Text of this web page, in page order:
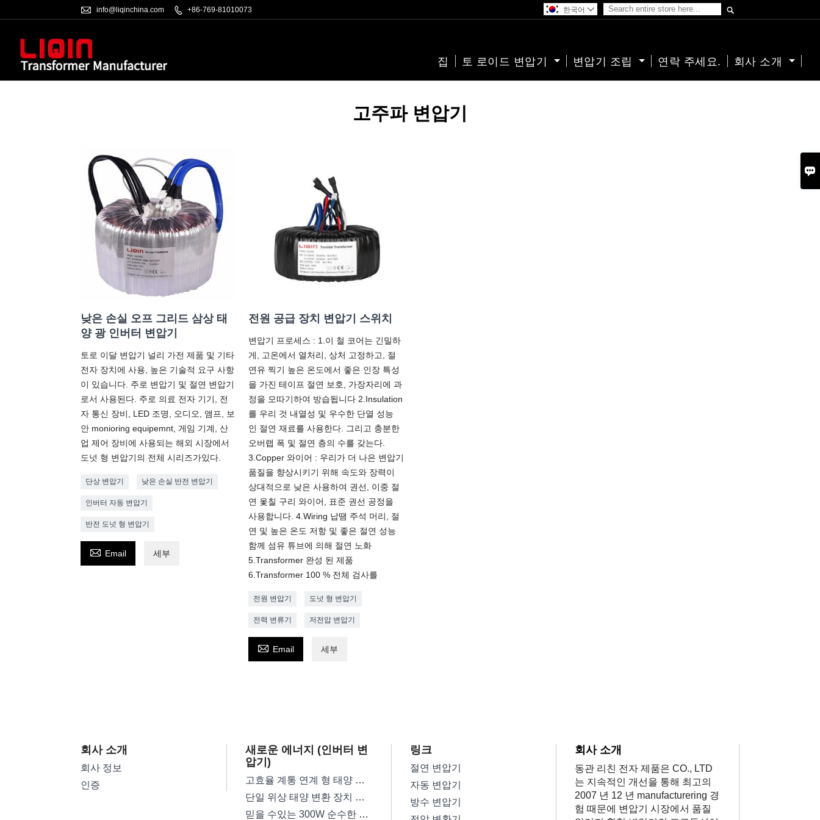

 info@liqinchina.com  +86-769-81010073 
한국어 
집 토 로이드 변압기 변압기 조립 연락 주세요. 회사 소개
고주파 변압기
낮은 손실 오프 그리드 삼상 태
양 광 인버터 변압기
토로 이달 변압기 널리 가전 제품 및 기타
전자 장치에 사용, 높은 기술적 요구 사항
이 있습니다. 주로 변압기 및 절연 변압기
로서 사용된다. 주로 의료 전자 기기, 전
자 통신 장비, LED 조명, 오디오, 앰프, 보
안 monioring equipemnt, 게임 기계, 산
업 제어 장비에 사용되는 해외 시장에서
도넛 형 변압기의 전체 시리즈가있다.
단상 변압기 낮은 손실 반전 변압기
인버터 자동 변압기
반전 도넛 형 변압기
 Email 세부
전원 공급 장치 변압기 스위치
변압기 프로세스 : 1.이 철 코어는 긴밀하
게, 고온에서 열처리, 상처 고정하고, 절
연유 찍기 높은 온도에서 좋은 인장 특성
을 가진 테이프 절연 보호, 가장자리에 과
정을 모따기하여 방습됩니다 2.Insulation
를 우리 것 내열성 및 우수한 단열 성능
인 절연 재료를 사용한다. 그리고 충분한
오버랩 폭 및 절연 층의 수를 갖는다.
3.Copper 와이어 : 우리가 더 나은 변압기
품질을 향상시키기 위해 속도와 장력이
상대적으로 낮은 사용하여 권선, 이중 절
연 옻칠 구리 와이어, 표준 권선 공정을
사용합니다. 4.Wiring 납땜 주석 머리, 절
연 및 높은 온도 저항 및 좋은 절연 성능
함께 섬유 튜브에 의해 절연 노화
5.Transformer 완성 된 제품
6.Transformer 100 % 전체 검사를
전원 변압기 도넛 형 변압기
전력 변류기 저전압 변압기
 Email 세부
회사 소개
회사 정보
인증
새로운 에너지 (인버터 변
압기)
고효율 계통 연계 형 태양 광 인버터 변압기
단일 위상 태양 변환 장치 변압기
믿을 수있는 300W 순수한 사인 파동 변환 장치 변압기
링크
절연 변압기
자동 변압기
방수 변압기
회사 소개
동관 리친 전자 제품은 CO., LTD
는 지속적인 개선을 통해 최고의
2007 년 12 년 manufacturering 경
험 때문에 변압기 시장에서 품질